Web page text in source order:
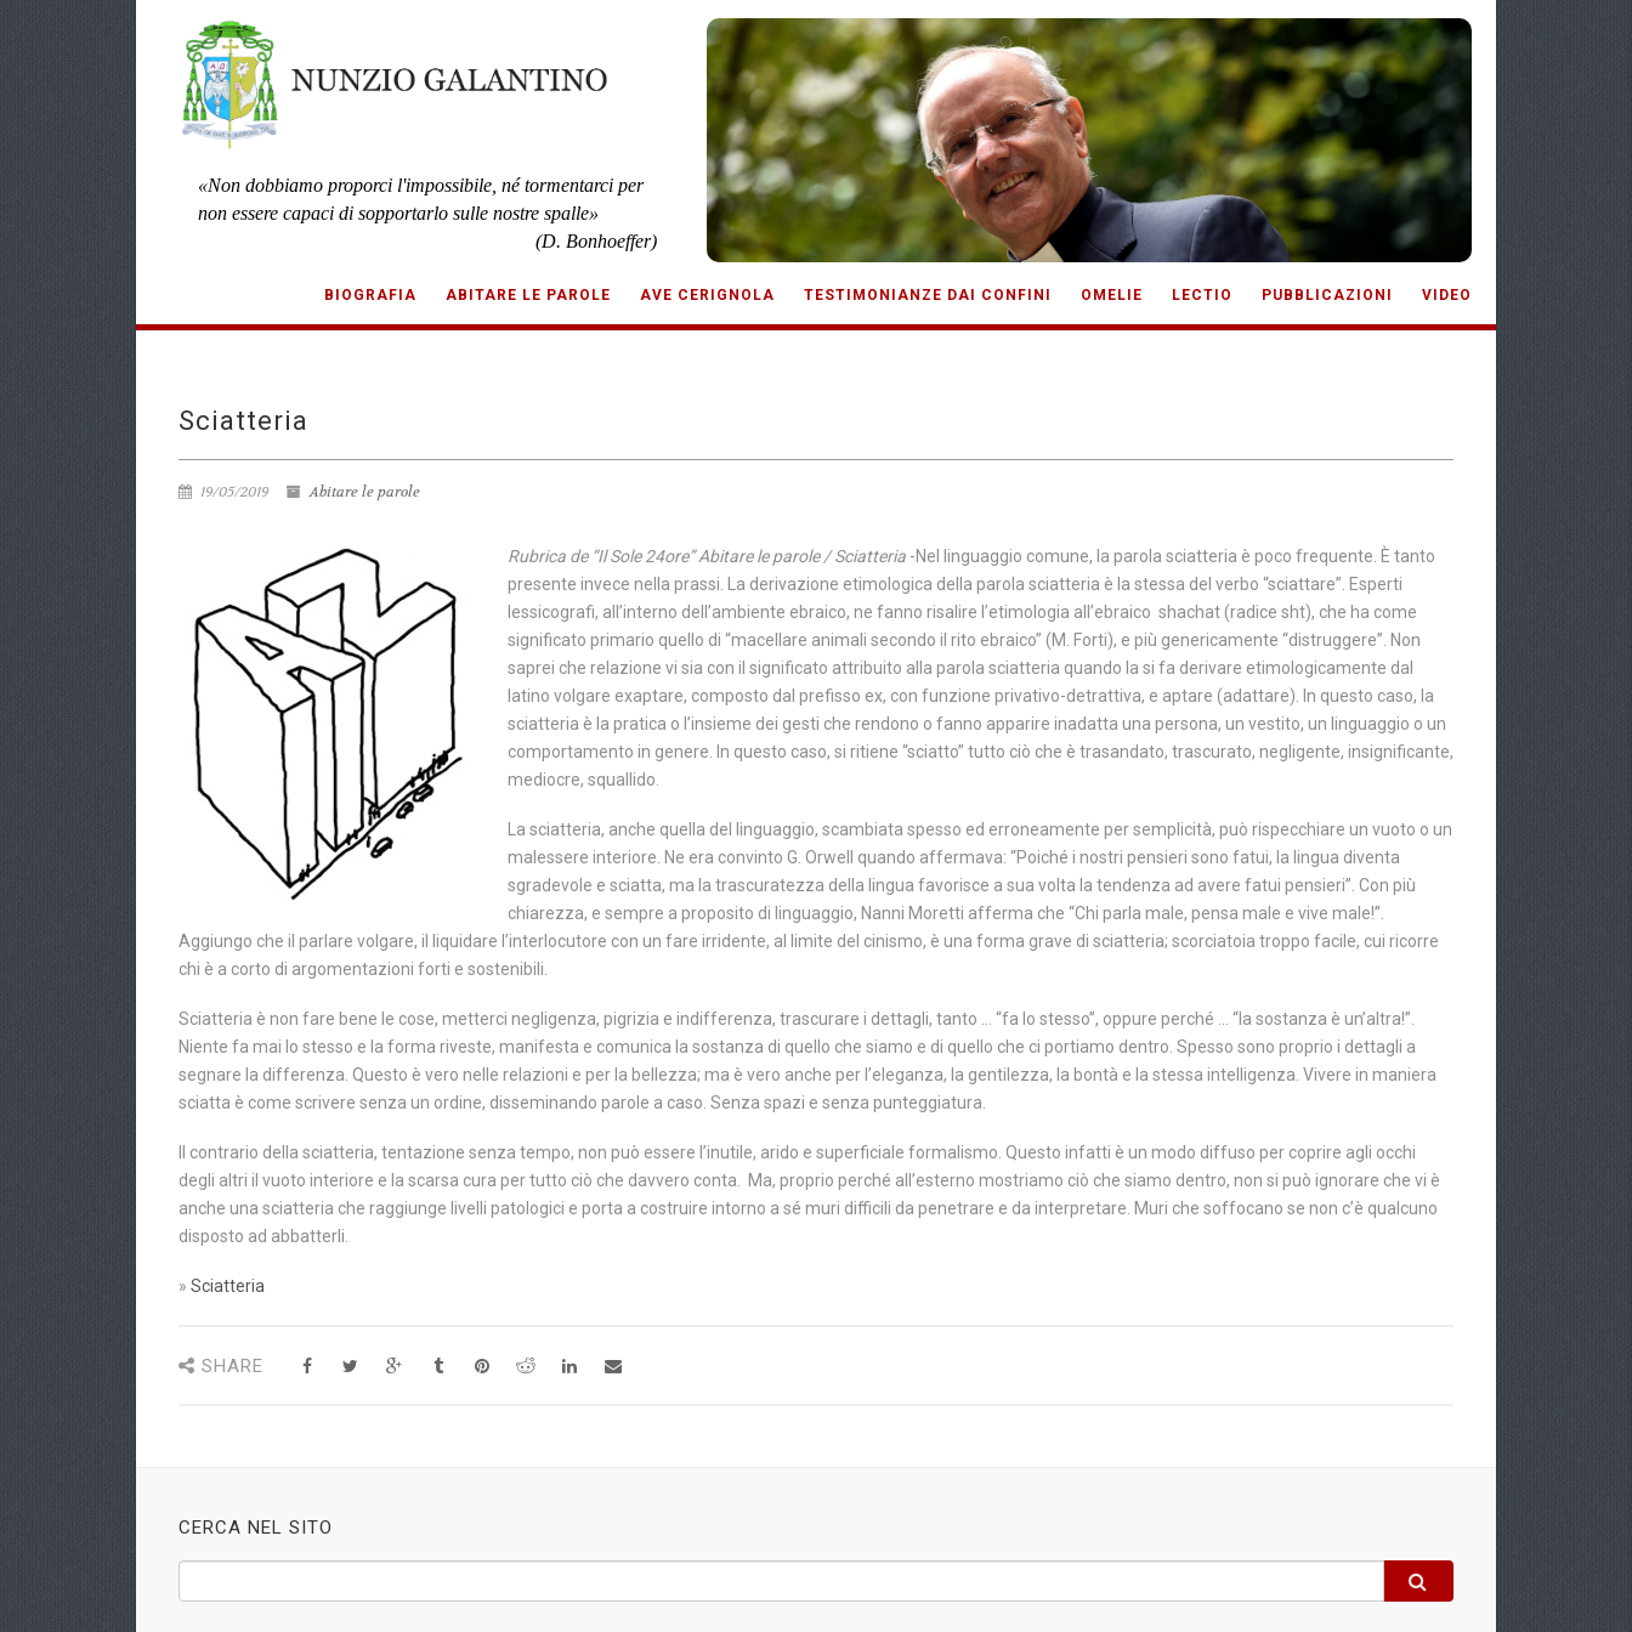
«Non dobbiamo proporci l'impossibile, né tormentarci per
non essere capaci di sopportarlo sulle nostre spalle»
(D. Bonhoeffer)
BIOGRAFIA ABITARE LE PAROLE AVE CERIGNOLA TESTIMONIANZE DAI CONFINI OMELIE LECTIO PUBBLICAZIONI VIDEO
Sciatteria
19/05/2019 Abitare le parole
Rubrica de “Il Sole 24ore” Abitare le parole / Sciatteria -Nel linguaggio comune, la parola sciatteria è poco frequente. È tanto
presente invece nella prassi. La derivazione etimologica della parola sciatteria è la stessa del verbo “sciattare”. Esperti
lessicografi, all’interno dell’ambiente ebraico, ne fanno risalire l’etimologia all’ebraico shachat (radice sht), che ha come
significato primario quello di “macellare animali secondo il rito ebraico” (M. Forti), e più genericamente “distruggere”. Non
saprei che relazione vi sia con il significato attribuito alla parola sciatteria quando la si fa derivare etimologicamente dal
latino volgare exaptare, composto dal prefisso ex, con funzione privativo-detrattiva, e aptare (adattare). In questo caso, la
sciatteria è la pratica o l’insieme dei gesti che rendono o fanno apparire inadatta una persona, un vestito, un linguaggio o un
comportamento in genere. In questo caso, si ritiene “sciatto” tutto ciò che è trasandato, trascurato, negligente, insignificante,
mediocre, squallido.
La sciatteria, anche quella del linguaggio, scambiata spesso ed erroneamente per semplicità, può rispecchiare un vuoto o un
malessere interiore. Ne era convinto G. Orwell quando affermava: “Poiché i nostri pensieri sono fatui, la lingua diventa
sgradevole e sciatta, ma la trascuratezza della lingua favorisce a sua volta la tendenza ad avere fatui pensieri”. Con più
chiarezza, e sempre a proposito di linguaggio, Nanni Moretti afferma che “Chi parla male, pensa male e vive male!”.
Aggiungo che il parlare volgare, il liquidare l’interlocutore con un fare irridente, al limite del cinismo, è una forma grave di sciatteria; scorciatoia troppo facile, cui ricorre
chi è a corto di argomentazioni forti e sostenibili.
Sciatteria è non fare bene le cose, metterci negligenza, pigrizia e indifferenza, trascurare i dettagli, tanto … “fa lo stesso”, oppure perché … “la sostanza è un’altra!”.
Niente fa mai lo stesso e la forma riveste, manifesta e comunica la sostanza di quello che siamo e di quello che ci portiamo dentro. Spesso sono proprio i dettagli a
segnare la differenza. Questo è vero nelle relazioni e per la bellezza; ma è vero anche per l’eleganza, la gentilezza, la bontà e la stessa intelligenza. Vivere in maniera
sciatta è come scrivere senza un ordine, disseminando parole a caso. Senza spazi e senza punteggiatura.
Il contrario della sciatteria, tentazione senza tempo, non può essere l’inutile, arido e superficiale formalismo. Questo infatti è un modo diffuso per coprire agli occhi
degli altri il vuoto interiore e la scarsa cura per tutto ciò che davvero conta. Ma, proprio perché all’esterno mostriamo ciò che siamo dentro, non si può ignorare che vi è
anche una sciatteria che raggiunge livelli patologici e porta a costruire intorno a sé muri difficili da penetrare e da interpretare. Muri che soffocano se non c’è qualcuno
disposto ad abbatterli.
» Sciatteria
SHARE
CERCA NEL SITO